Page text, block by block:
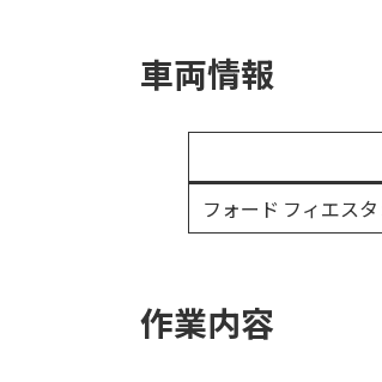
車両情報
フォード フィエス
作業内容